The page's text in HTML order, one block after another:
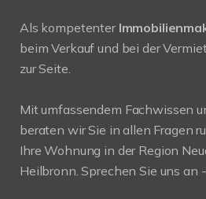
Als kompetenter
beim Verkauf und bei der
zur Seite.
Mit umfassendem Fachwissen
beraten wir Sie in allen Fragen
Ihre Wohnung in der Region
Heilbronn. Sprechen Sie uns an